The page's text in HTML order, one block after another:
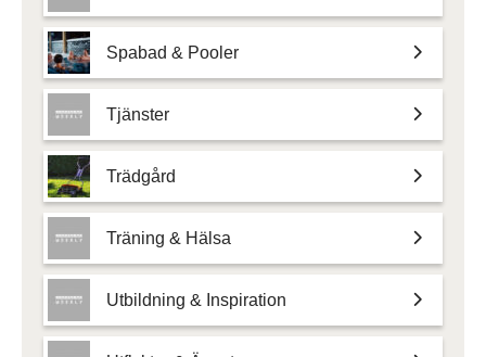
Spabad & Pooler
Tjänster
Trädgård
Träning & Hälsa
Utbildning & Inspiration